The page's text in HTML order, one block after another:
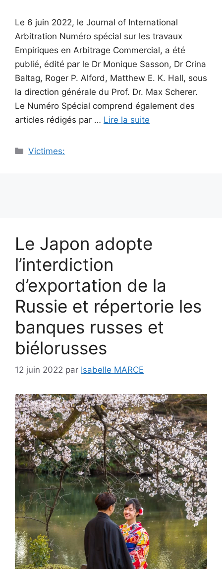
Le 6 juin 2022, le Journal of International
Arbitration Numéro spécial sur les travaux
Empiriques en Arbitrage Commercial, a été
publié, édité par le Dr Monique Sasson, Dr Crina
Baltag, Roger P. Alford, Matthew E. K. Hall, sous
la direction générale du Prof. Dr. Max Scherer.
Le Numéro Spécial comprend également des
articles rédigés par … Lire la suite
Catégories
Victimes:
Le Japon adopte
l’interdiction
d’exportation de la
Russie et répertorie les
banques russes et
biélorusses
12 juin 2022 par Isabelle MARCE